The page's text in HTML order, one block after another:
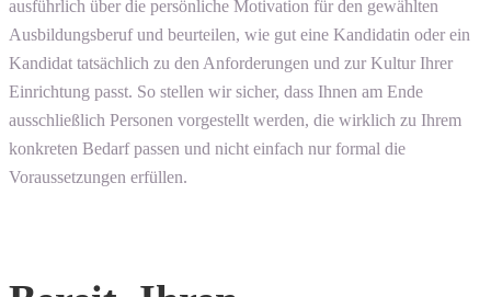
ausführlich über die persönliche Motivation für den gewählten
Ausbildungsberuf und beurteilen, wie gut eine Kandidatin oder ein
Kandidat tatsächlich zu den Anforderungen und zur Kultur Ihrer
Einrichtung passt. So stellen wir sicher, dass Ihnen am Ende
ausschließlich Personen vorgestellt werden, die wirklich zu Ihrem
konkreten Bedarf passen und nicht einfach nur formal die
Voraussetzungen erfüllen.